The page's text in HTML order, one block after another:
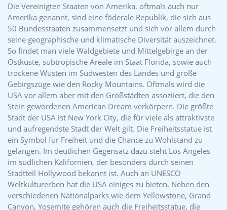
Die Vereinigten Staaten von Amerika, oftmals auch nur
Amerika genannt, sind eine föderale Republik, die sich aus
50 Bundesstaaten zusammensetzt und sich vor allem durch
seine geographische und klimatische Diversität auszeichnet.
So findet man viele Waldgebiete und Mittelgebirge an der
Ostküste, subtropische Areale im Staat Florida, sowie auch
trockene Wüsten im Südwesten des Landes und große
Gebirgszüge wie den Rocky Mountains. Oftmals wird die
USA vor allem aber mit den Großstädten assoziiert, die den
Stein gewordenen American Dream verkörpern. Die größte
Stadt der USA ist New York City, die für viele als attraktivste
und aufregendste Stadt der Welt gilt. Die Freiheitsstatue ist
ein Symbol für Freiheit und die Chance zu Wohlstand zu
gelangen. Im deutlichen Gegensatz dazu steht Los Angeles
im südlichen Kalifornien, der besonders durch seinen
Stadtteil Hollywood bekannt ist. Auch an UNESCO
Weltkulturerben hat die USA einiges zu bieten. Neben den
verschiedenen Nationalparks wie dem Yellowstone, Grand
Canyon, Yosemite gehören auch die Freiheitsstatue, die